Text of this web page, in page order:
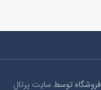
توسط سایت پرتال